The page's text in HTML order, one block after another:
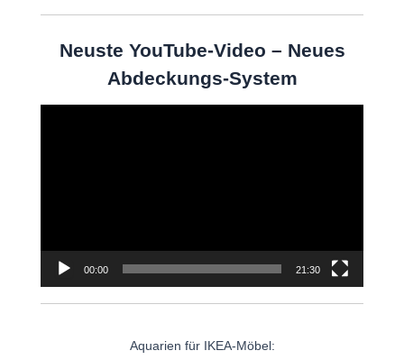
Neuste YouTube-Video – Neues
Abdeckungs-System
00:00 21:30
Aquarien für IKEA-Möbel: